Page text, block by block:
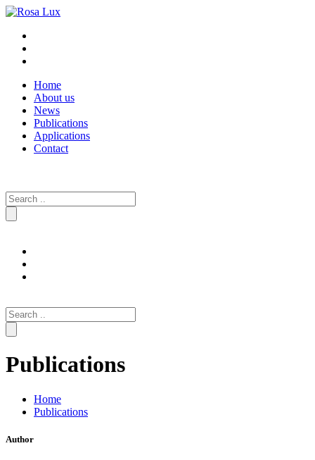
Home
About us
News
Publications
Applications
Contact
Search
for:
Search
for:
Publications
Home
Publications
Author